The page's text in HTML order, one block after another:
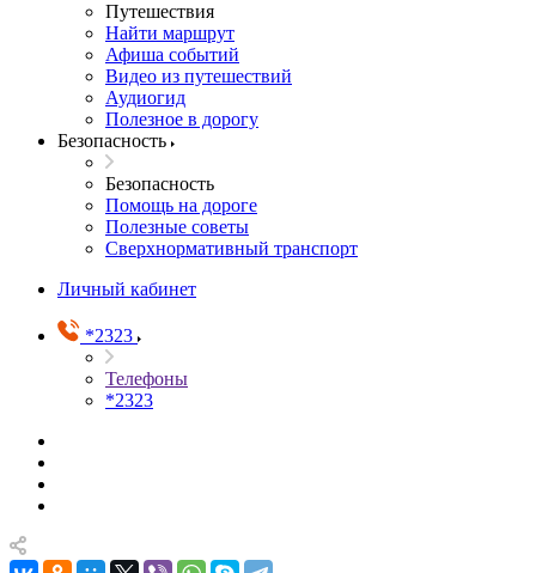
Путешествия
Найти маршрут
Афиша событий
Видео из путешествий
Аудиогид
Полезное в дорогу
Безопасность
Безопасность
Помощь на дороге
Полезные советы
Сверхнормативный транспорт
Личный кабинет
*2323
Телефоны
*2323